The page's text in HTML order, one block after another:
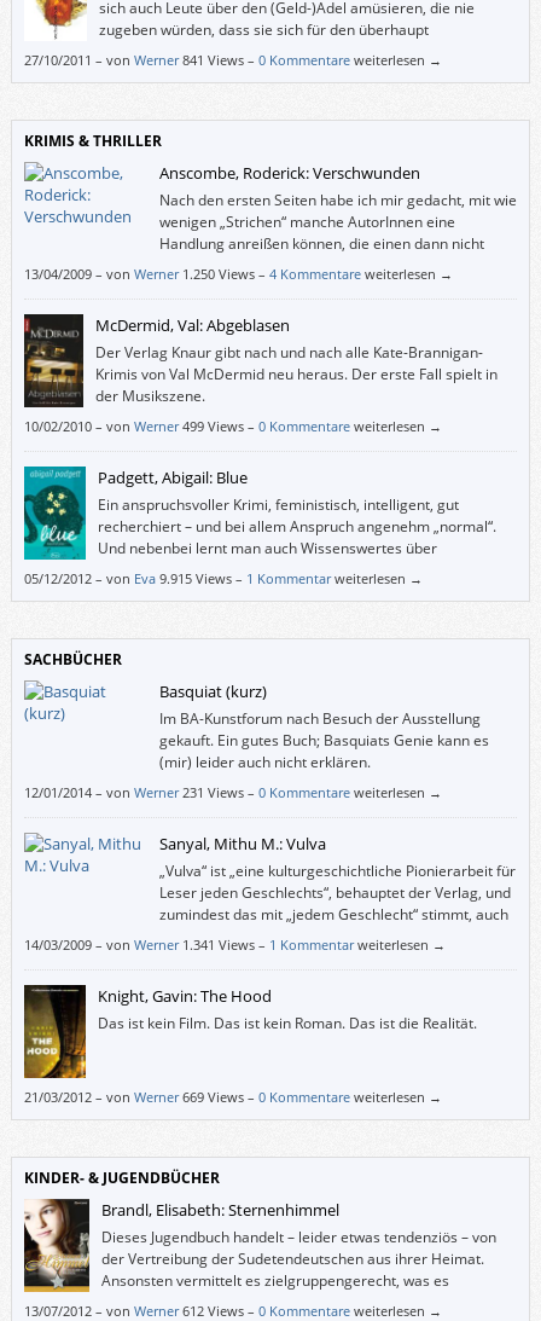
sich auch Leute über den (Geld-)Adel amüsieren, die nie
zugeben würden, dass sie sich für den überhaupt
interessieren.
27/10/2011 – von Werner 841 Views – 0 Kommentare weiterlesen →
KRIMIS & THRILLER
Anscombe, Roderick: Verschwunden
Nach den ersten Seiten habe ich mir gedacht, mit wie
wenigen „Strichen“ manche AutorInnen eine
Handlung anreißen können, die einen dann nicht
mehr loslässt. In unserem Fall ist eine Achtjährige
13/04/2009– von Werner 1.250 Views – 4 Kommentare weiterlesen →
McDermid, Val: Abgeblasen
Der Verlag Knaur gibt nach und nach alle Kate-Brannigan-
Krimis von Val McDermid neu heraus. Der erste Fall spielt in
der Musikszene.
10/02/2010– von Werner 499 Views – 0 Kommentare weiterlesen →
Padgett, Abigail: Blue
Ein anspruchsvoller Krimi, feministisch, intelligent, gut
recherchiert – und bei allem Anspruch angenehm „normal“.
Und nebenbei lernt man auch Wissenswertes über
Sozialpsychologie – über das Primatenverhalten von Männern
05/12/2012– von Eva 9.915 Views – 1 Kommentar weiterlesen →
SACHBÜCHER
Basquiat (kurz)
Im BA-Kunstforum nach Besuch der Ausstellung
gekauft. Ein gutes Buch; Basquiats Genie kann es
(mir) leider auch nicht erklären.
12/01/2014– von Werner 231 Views – 0 Kommentare weiterlesen →
Sanyal, Mithu M.: Vulva
„Vulva“ ist „eine kulturgeschichtliche Pionierarbeit für
Leser jeden Geschlechts“, behauptet der Verlag, und
zumindest das mit „jedem Geschlecht“ stimmt, auch
wenn man sich als Mann nicht wohl dabei fühlt,
wenn mir – wie den Frauen über Jahrtausende hinweg – suggeriert
worden wäre, ich hätte gar kein Geschlechtsorgan oder auf jeden Fall
kein richtiges.
14/03/2009– von Werner 1.341 Views – 1 Kommentar weiterlesen →
Knight, Gavin: The Hood
Das ist kein Film. Das ist kein Roman. Das ist die Realität.
21/03/2012– von Werner 669 Views – 0 Kommentare weiterlesen →
KINDER- & JUGENDBÜCHER
Brandl, Elisabeth: Sternenhimmel
Dieses Jugendbuch handelt – leider etwas tendenziös – von
der Vertreibung der Sudetendeutschen aus ihrer Heimat.
Ansonsten vermittelt es zielgruppengerecht, was es
bedeutet, aus der Heimat vertrieben zu werden, und wie es
13/07/2012– von Werner 612 Views – 0 Kommentare weiterlesen →